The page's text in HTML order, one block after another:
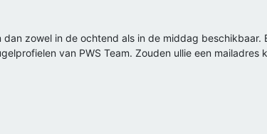
zowel in de ochtend als in de middag
van PWS Team. Zouden ullie een